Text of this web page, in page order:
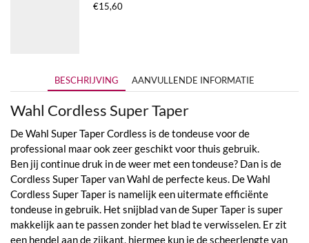
€15,60
BESCHRIJVING AANVULLENDE INFORMATIE
Wahl Cordless Super Taper
De Wahl Super Taper Cordless is de tondeuse voor de
professional maar ook zeer geschikt voor thuis gebruik.
Ben jij continue druk in de weer met een tondeuse? Dan is de
Cordless Super Taper van Wahl de perfecte keus. De Wahl
Cordless Super Taper is namelijk een uitermate efficiënte
tondeuse in gebruik. Het snijblad van de Super Taper is super
makkelijk aan te passen zonder het blad te verwisselen. Er zit
een hendel aan de zijkant, hiermee kun je de scheerlengte van